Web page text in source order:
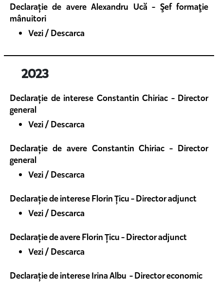
Declarație de avere Alexandru Ucă - Şef formaţie
mânuitori
Vezi / Descarca
2023
Declarație de interese Constantin Chiriac - Director
general
Vezi / Descarca
Declarație de avere Constantin Chiriac - Director
general
Vezi / Descarca
Declarație de interese Florin Țicu - Director adjunct
Vezi / Descarca
Declarație de avere Florin Țicu - Director adjunct
Vezi / Descarca
Declarație de interese Irina Albu - Director economic